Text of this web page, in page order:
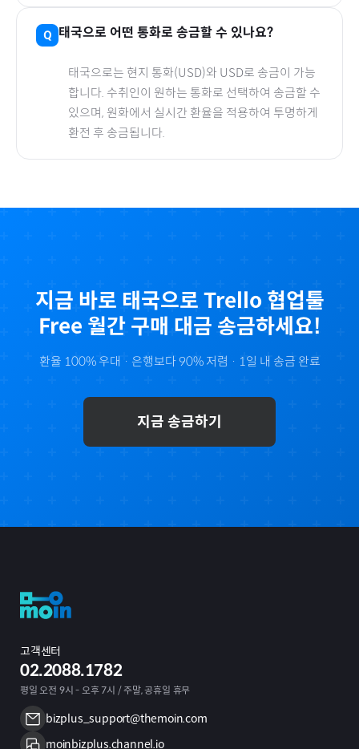
태국으로 어떤 통화로 송금할 수 있나요?
태국으로는 현지 통화(USD)와 USD로 송금이 가능
합니다. 수취인이 원하는 통화로 선택하여 송금할 수
있으며, 원화에서 실시간 환율을 적용하여 투명하게
환전 후 송금됩니다.
지금 바로 태국으로 Trello 협업툴
Free 월간구매 대금 송금하세요!
환율 100% 우대 · 은행보다 90% 저렴 · 1일 내 송금 완료
지금 송금하기
고객센터
02.2088.1782
평일 오전 9시 - 오후 7시 / 주말, 공휴일 휴무
bizplus_support@themoin.com
moinbizplus.channel.io